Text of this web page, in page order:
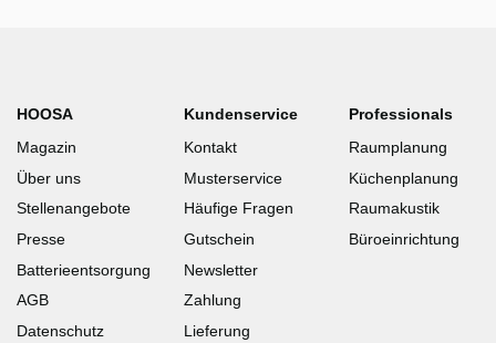
HOOSA
Magazin
Über uns
Stellenangebote
Presse
Batterieentsorgung
AGB
Datenschutz
Kundenservice
Kontakt
Musterservice
Häufige Fragen
Gutschein
Newsletter
Zahlung
Lieferung
Professionals
Raumplanung
Küchenplanung
Raumakustik
Büroeinrichtung